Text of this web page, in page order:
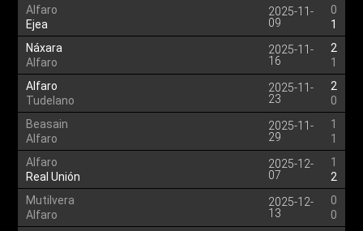
Alfaro
Ejea
2025-11-
09
0
1
Náxara
Alfaro
2025-11-
16
2
1
Alfaro
Tudelano
2025-11-
23
2
0
Beasain
Alfaro
2025-11-
29
1
1
Alfaro
Real Unión
2025-12-
07
1
2
Mutilvera
Alfaro
2025-12-
13
0
0